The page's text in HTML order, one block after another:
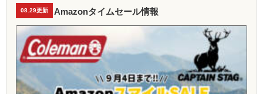
08.29更新 Amazonタイムセール情報